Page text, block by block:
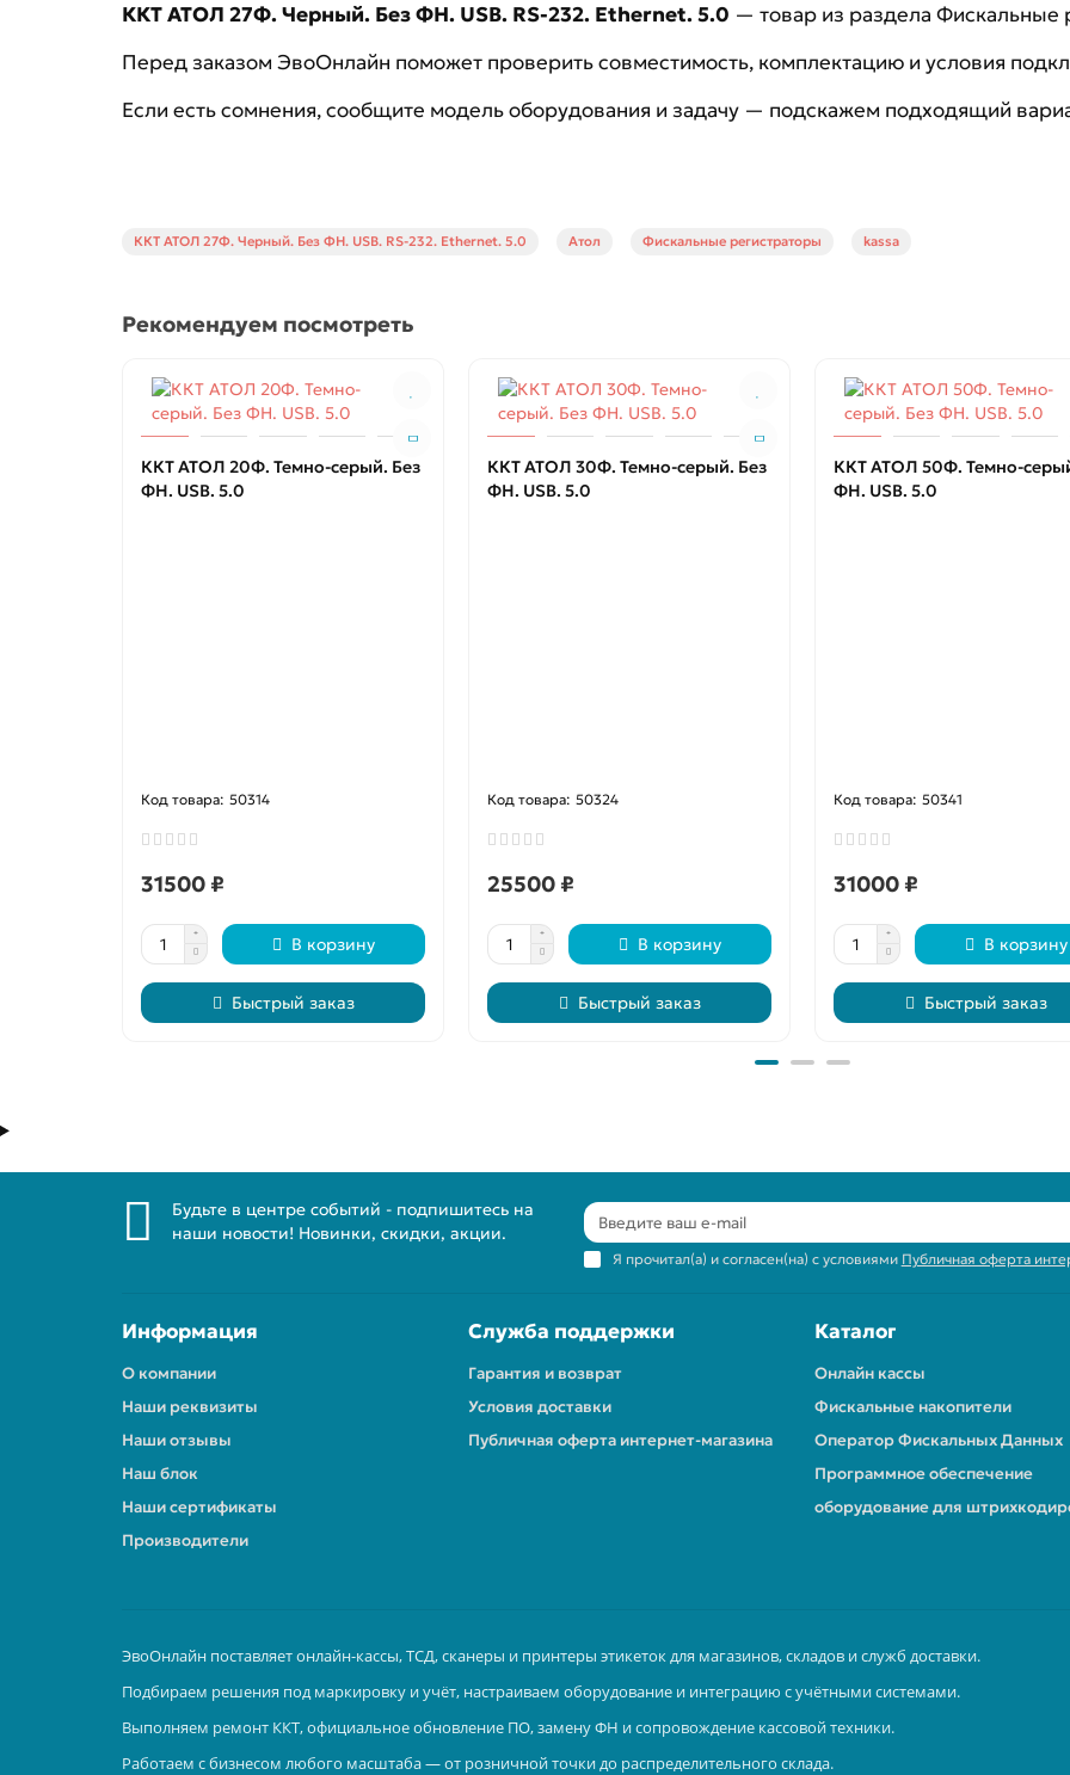
ККТ АТОЛ 27Ф. Черный. Без ФН. USB. RS-232. Ethernet. 5.0 — товар из раздела Фискальные
Перед заказом ЭвоОнлайн поможет проверить совместимость, комплектацию и условия
Если есть сомнения, сообщите модель оборудования и задачу — подскажем подходящий
ККТ АТОЛ 27Ф. Черный. Без ФН. USB. RS-232. Ethernet. 5.0 Атол Фискальные регистраторы kassa
Рекомендуем посмотреть
ККТ АТОЛ 20Ф. Темно-серый. Без
ФН. USB. 5.0
50314
31500 ₽
В корзину
Быстрый заказ
ККТ АТОЛ 30Ф. Темно-серый. Без
ФН. USB. 5.0
50324
25500 ₽
В корзину
Быстрый заказ
ККТ АТОЛ 50Ф. Темно-
ФН. USB. 5.0
50341
31000 ₽
В корзину
Быстрый заказ
Будьте в центре событий - подпишитесь на
наши новости! Новинки, скидки, акции.
Я прочитал(а) и согласен(на) с условиями Публичная оферта
Информация
О компании
Наши реквизиты
Наши отзывы
Наш блок
Наши сертификаты
Производители
Служба поддержки
Гарантия и возврат
Условия доставки
Публичная оферта интернет-магазина
Каталог
Онлайн кассы
Фискальные накопители
Оператор Фискальных Данных
Программное обеспечение
оборудование для
ЭвоОнлайн поставляет онлайн-кассы, ТСД, сканеры и принтеры этикеток для магазинов, складов и служб доставки.
Подбираем решения под маркировку и учёт, настраиваем оборудование и интеграцию с учётными системами.
Выполняем ремонт ККТ, официальное обновление ПО, замену ФН и сопровождение кассовой техники.
Работаем с бизнесом любого масштаба — от розничной точки до распределительного склада.